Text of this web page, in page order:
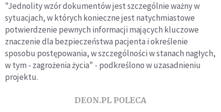
"Jednolity wzór dokumentów jest szczególnie ważny w
sytuacjach, w których konieczne jest natychmiastowe
potwierdzenie pewnych informacji mających kluczowe
znaczenie dla bezpieczeństwa pacjenta i określenie
sposobu postępowania, w szczególności w stanach nagłych,
w tym - zagrożenia życia" - podkreślono w uzasadnieniu
projektu.
DEON.PL POLECA